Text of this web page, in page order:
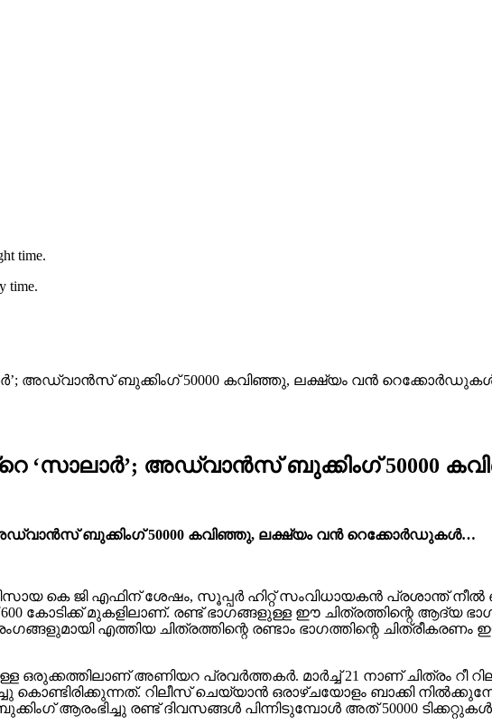
time.
time.
അഡ്വാൻസ് ബുക്കിംഗ് 50000 കവിഞ്ഞു, ലക്ഷ്യം വൻ
‘സാലാർ’; അഡ്വാൻസ് ബുക്കിംഗ്
അഡ്വാൻസ് ബുക്കിംഗ് 50000 കവിഞ്ഞു, ലക്ഷ്യം വൻ റെക്കോർഡുകൾ…
കെ ജി എഫിന് ശേഷം, സൂപ്പർ ഹിറ്റ് സംവിധായകൻ പ്രശാന്ത് നീൽ
കോടിക്ക് മുകളിലാണ്. രണ്ട് ഭാഗങ്ങളുള്ള ഈ ചിത്രത്തിന്റെ ആദ്യ
എത്തിയ ചിത്രത്തിന്റെ രണ്ടാം ഭാഗത്തിന്റെ
ഒരുക്കത്തിലാണ് അണിയറ പ്രവർത്തകർ. മാർച്ച് 21 നാണ് ചിത്രം
റിലീസ് ചെയ്യാൻ ഒരാഴ്ചയോളം ബാക്കി
ആരംഭിച്ചു രണ്ട് ദിവസങ്ങൾ പിന്നിടുമ്പോൾ അത് 50000 ടിക്കറ്റുകൾ